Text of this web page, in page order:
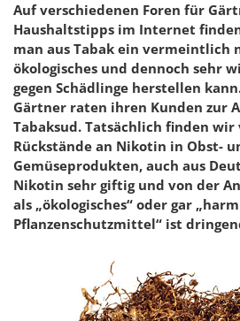
Auf verschiedenen Foren für
Haushaltstipps im Internet
man aus Tabak ein vermeintlich
ökologisches und dennoch sehr
gegen Schädlinge herstellen
Gärtner raten ihren Kunden zur
Tabaksud. Tatsächlich finden
Rückstände an Nikotin in Obst-
Gemüseprodukten, auch aus
Nikotin sehr giftig und von der
als „ökologisches“ oder gar
Pflanzenschutzmittel“ ist